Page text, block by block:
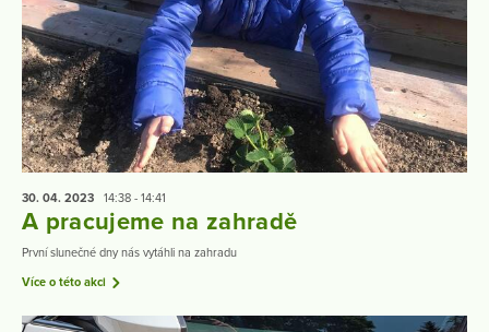
30. 04. 2023 14:38 - 14:41
A pracujeme na zahradě
První slunečné dny nás vytáhli na zahradu
Více o této akci